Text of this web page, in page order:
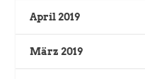
April 2019
März 2019